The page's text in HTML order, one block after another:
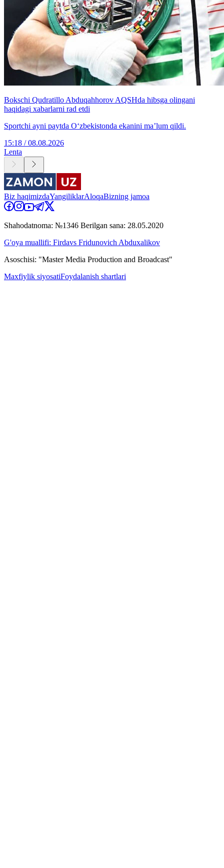
Bokschi Qudratillo Abduqahhorov AQSHda hibsga olingani
haqidagi xabarlarni rad etdi
Sportchi ayni paytda O‘zbekistonda ekanini ma’lum qildi.
15:18 / 08.08.2026
Lenta
Biz haqimizdaYangiliklarAloqaBizning jamoa
Shahodatnoma: №1346 Berilgan sana: 28.05.2020
G'oya muallifi: Firdavs Fridunovich Abduxalikov
Asoschisi: "Master Media Production and Broadcast"
Maxfiylik siyosatiFoydalanish shartlari